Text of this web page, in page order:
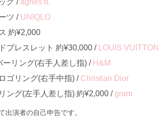
グ / agnès b.
ツ / UNIQLO
約¥2,000
ブレスレット 約¥30,000 /
LOUIS VUITTON
リング(右手人差し指) / H&M
ゴリング(右手中指) / Christian Dior
ング(左手人差し指) 約¥2,000 /gram
演者の自己申告です。